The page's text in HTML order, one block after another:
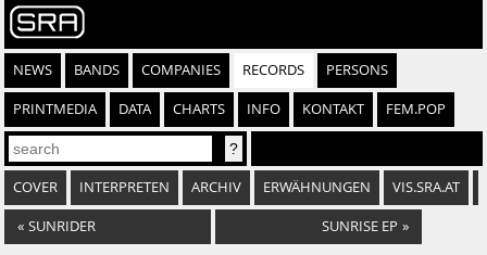
NEWS BANDS COMPANIES RECORDS PERSONS
PRINTMEDIA DATA CHARTS INFO KONTAKT FEM.POP
COVER INTERPRETEN ARCHIV ERWÄHNUNGEN VIS.SRA.AT
« SUNRIDER SUNRISE EP »